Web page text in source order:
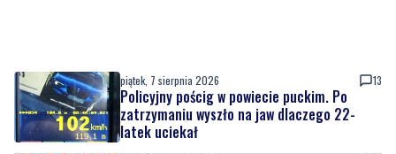
piątek, 7 sierpnia 2026 13
Policyjny pościg w powiecie puckim. Po
zatrzymaniu wyszło na jaw dlaczego 22-
latek uciekał